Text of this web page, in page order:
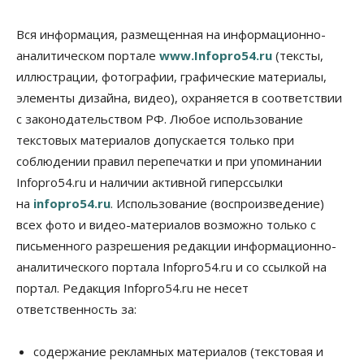
Вся информация, размещенная на информационно-
аналитическом портале www.Infopro54.ru (тексты,
иллюстрации, фотографии, графические материалы,
элементы дизайна, видео), охраняется в соответствии
с законодательством РФ. Любое использование
текстовых материалов допускается только при
соблюдении правил перепечатки и при упоминании
Infopro54.ru и наличии активной гиперссылки
на infopro54.ru. Использование (воспроизведение)
всех фото и видео-материалов возможно только с
письменного разрешения редакции информационно-
аналитического портала Infopro54.ru и со ссылкой на
портал. Редакция Infopro54.ru не несет
ответственность за:
содержание рекламных материалов (текстовая и